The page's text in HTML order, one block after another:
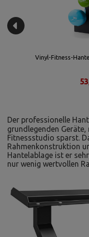
Vinyl-Fitness-
Der professionelle
grundlegenden
Fitnessstudio sparst.
Rahmenkonstruktion
Hantelablage ist er
nur wenig wertvollen